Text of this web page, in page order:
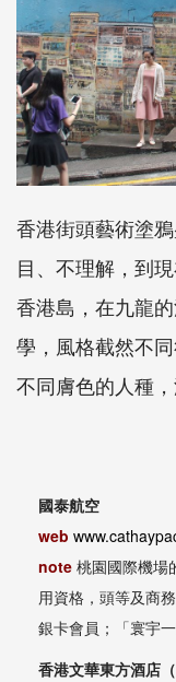
香港街頭藝術塗
目、不理解，到
香港島，在九龍
學，風格截然不
不同膚色的人種
國泰航空
web
note 桃園國際機場
用資格，頭等及商
銀卡會員；「寰宇
香港文華東方酒店